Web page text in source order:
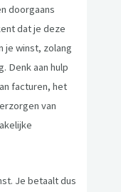
doorgaans
dat je deze
je winst, zolang
Denk aan hulp
facturen, het
van
Je betaalt dus